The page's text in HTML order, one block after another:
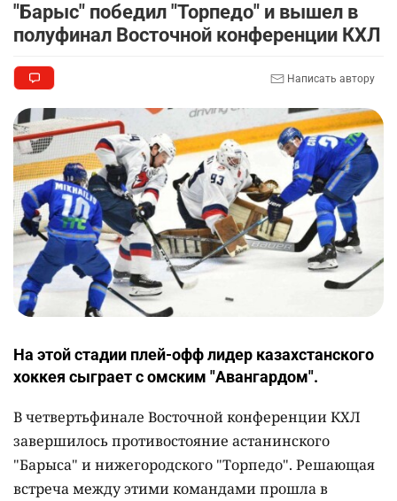
"Барыс" победил "Торпедо" и вышел в
полуфинал Восточной конференции КХЛ
Написать автору
На этой стадии плей-офф лидер казахстанского
хоккея сыграет с омским "Авангардом".
В четвертьфинале Восточной конференции КХЛ
завершилось противостояние астанинского
"Барыса" и нижегородского "Торпедо". Решающая
встреча между этими командами прошла в